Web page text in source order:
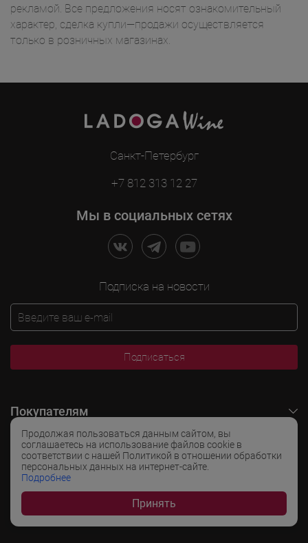
Продолжая пользоваться данным сайтом, вы
соглашаетесь на использование файлов cookie в
соответствии с нашей Политикой в отношении обработки
персональных данных на интернет-сайте.
Подробнее
Принять
рекламой. Все предложения носят ознакомительный
характер, сделка купли—продажи осуществляется
только в розничных магазинах.
Санкт-Петербург
+7 812 313 12 27
Мы в социальных сетях
Подписка на новости
Подписаться
Покупателям
O LADOGA Wine
Интересные разделы
Популярные разделы